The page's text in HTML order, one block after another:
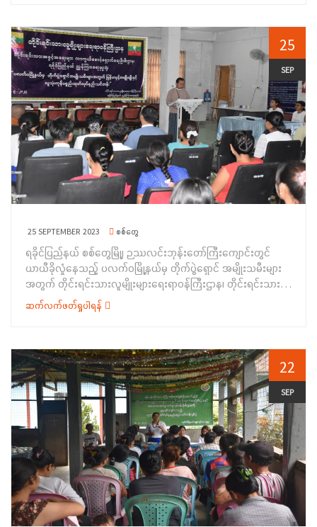
ခန်းမ၌ ကျင်းပပြုလုပ်ခဲ့ရာ အခမ်းအနားသို့ တိုင်းဒေသကြီး
အစိုးရအဖွဲ့ တိုင်းရင်းသားရေးရာ ဝန်ကြီး ဦးစောလင်းခယ်နှင့်အတူ
တိုင်းဒေသကြီးအတွင်းရှိ ကရင်၊ ရခိုင်နှင့်ချင်းတိုင်းရင်းသားစာပေ နှင့်
ယဉ်ကျေးမှုအသင်းကိုယ်စားလှယ်များ၊ ညွှန်ကြားရေးမှူးရုံးရှိ
အရာထမ်း၊ အမှုထမ်းများ တက်ရောက်ခဲ့ကြပါသည်။အခမ်းအနားတွင်
ဧရာဝတီတိုင်းဒေသကြီးအစိုးရအဖွဲ့ တိုင်းရင်းသားရေးရာဝန်ကြီး ဦး
စောလင်းခယ်က အဖွင့်အမှာစကားပြောကြားခဲ့ပြီး တိုင်းရင်းသားစာပေ
နှင့်ယဉ်ကျေးမှုဦးစီးဌာန ညွှန်ကြားရေးမှူးရုံးမှ တာဝန်ခံအရာရှိ ဒေါ်
အေးကျော့ရီက တိုင်းရင်းသားပုံပြပုံပြင်စာအုပ်များ ဖြန့်ဝေပေးရခြင်း
နှင့်စပ်လျဉ်း၍ ရှင်းလင်းပြောကြားခဲ့ပါသည်။ ထို့နောက်
တိုင်းရင်းသား ပုံပြပုံပြင်စာအုပ်များကို သက်ဆိုင်ရာ တိုင်းရင်းသား
စာပေနှင့်ယဉ်ကျေးမှုအသင်းများထံသို့ ပေးအပ် ခဲ့ပြီး တက်ရောက်လာ
ကရင် တိုင်းရင်းသားစာပေနှင့်ယဉ်ကျေးမှုအသင်းက ကျေးဇူးတင်
ခဲ့ကြပါသည်။ အဆိုပါ တိုင်းရင်းသားပုံပြပုံပြင် စာအုပ်ပေးအပ်ပွဲတွင်
ပိုးကရင်၊ စကောကရင်၊ ရခိုင်နှင့် အရှိုချင်း ပုံပြပုံပြင်စာအုပ်စုစုပေါင်း
(၂၄၇၁၄)အုပ်ကို ပေးအပ်ခဲ့ကြောင်း သတင်းရရှိပါသည်။
25
SEP
25 SEPTEMBER 2023 စစ်တွေ
ရခိုင်ပြည်နယ် စစ်တွေမြို့၊ ဉဿလင်းဘုန်းတော်ကြီးကျောင်းတွင်
ယာယီခိုလှုံနေသည့် ပလက်ဝမြို့နယ်မှ တိုက်ပွဲရှောင် အမျိုးသမီးများ
အတွက် တိုင်းရင်းသားလူမျိုးများရေးရာဝန်ကြီးဌာန၊ တိုင်းရင်းသား
အခွင့်အရေးများကာကွယ်စောင့်ရှောက်ရေးဦးစီးဌာန၊ ရခိုင်ပြည်နယ်၊
ညွှန်ကြားရေးမှူး ရုံးက&nbsp; ဦးဆောင်၍&nbsp; “ မြန်မာမုန့်
အခမ်းအနားကို (၂၁-၉-၂၀၂၃) ရက်နေ့နံနက်(၈:၃၀)နာရီအချိန်
တွင်&nbsp; တိုင်းရင်းသားလူမျိုးများရေးရာ ဝန်ကြီးဌာန၊ ရခိုင်ပြည်
နယ်၊ ညွှန်ကြားရေးမှူးရုံး၌ ကျင်းပခဲ့ပါသည်။အခမ်းအနားတွင်
ရခိုင်ပြည်နယ်အစိုးရအဖွဲ့၊ တိုင်းရင်းသားရေးရာဝန်ကြီး ဦးတင်လှက
အဖွင့်အမှာစကားပြောကြားခြင်း၊ ဉဿလင်းကျောင်းတိုက် ဆရာတော်
က အဖွင့်ဩဝါဒ စကားမြွတ် ကြားခြင်း၊ တိုင်းရင်းသားစာပေနှင့်
ယဉ်ကျေးမှုဦးစီးဌာန ရခိုင်ပြည်နယ်၊ ညွှန်ကြားရေးမှူးရုံးမှ&nbsp;
ညွှန်ကြားရေးမှူး ဦးကျော်အောင်ဝင်းက နှုတ်ခွန်းဆက်အမှာစကားပြော
ကြားခြင်း၊ တိုင်းရင်းသားအခွင့် အရေးများကာကွယ်စောင့်ရှောက်ရေး
ဦးစီးဌာန၊ ရခိုင်ပြည်နယ်၊ ညွှန်ကြားရေးမှူးရုံးမှ&nbsp; ဒုတိယညွှန်
ကြားရေးမှူး ဒေါ်သိန်းဦးက သင်တန်းဖွင့်လှစ်ရသည့် ရည်ရွယ်ချက်နှင့်
ဆောင်ရွက်ထားရှိမှုများကို ရှင်းလင်း ပြောကြားခဲ့ပြီးနောက်&nbsp;
ဆက်လက်ဖတ်ရှုပါရန်
22
SEP